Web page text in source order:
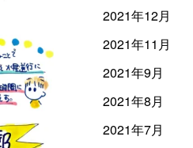
2021年12月
2021年11月
2021年9月
2021年8月
2021年7月